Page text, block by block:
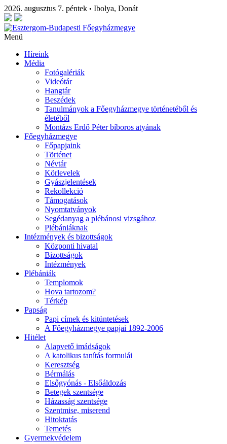
2026. augusztus 7. péntek • Ibolya, Donát
Menü
Híreink
Média
Fotógalériák
Videótár
Hangtár
Beszédek
Tanulmányok a Főegyházmegye történetéből és
életéből
Montázs Erdő Péter bíboros atyának
Főegyházmegye
Főpapjaink
Történet
Névtár
Körlevelek
Gyászjelentések
Rekollekció
Támogatások
Nyomtatványok
Segédanyag a plébánosi vizsgához
Plébániáknak
Intézmények és bizottságok
Központi hivatal
Bizottságok
Intézmények
Plébániák
Templomok
Hova tartozom?
Térkép
Papság
Papi címek és kitüntetések
A Főegyházmegye papjai 1892-2006
Hitélet
Alapvető imádságok
A katolikus tanítás formulái
Keresztség
Bérmálás
Elsőgyónás - Elsőáldozás
Betegek szentsége
Házasság szentsége
Szentmise, miserend
Hitoktatás
Temetés
Gyermekvédelem